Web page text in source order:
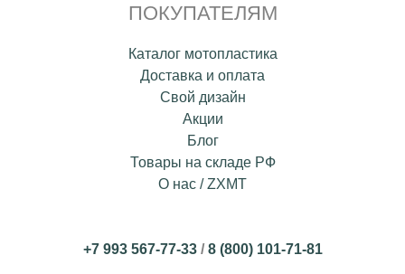
ПОКУПАТЕЛЯМ
Каталог мотопластика
Доставка и оплата
Свой дизайн
Акции
Блог
Товары на складе РФ
О нас / ZXMT
+7 993 567-77-33/8 (800) 101-71-81